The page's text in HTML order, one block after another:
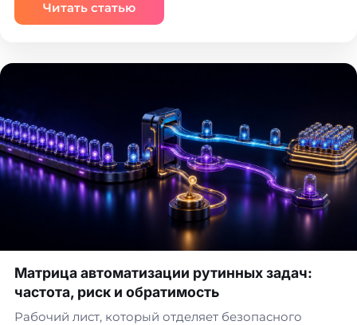
Читать статью
Матрица автоматизации рутинных задач:
частота, риск и обратимость
Рабочий лист, который отделяет безопасного